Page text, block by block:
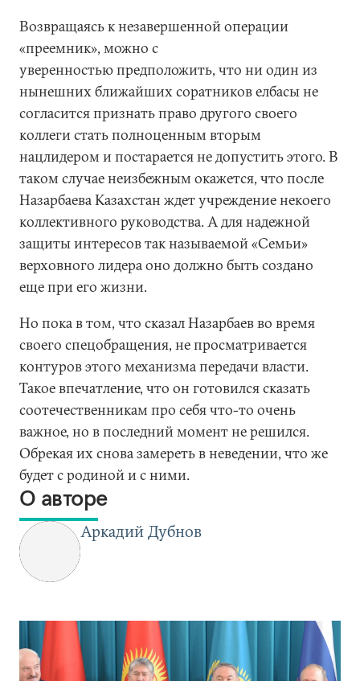
Возвращаясь к незавершенной операции
«преемник», можно с
уверенностью предположить, что ни один из
нынешних ближайших соратников елбасы не
согласится признать право другого своего
коллеги стать полноценным вторым
нацлидером и постарается не допустить этого. В
таком случае неизбежным окажется, что после
Назарбаева Казахстан ждет учреждение некоего
коллективного руководства. А для надежной
защиты интересов так называемой «Семьи»
верховного лидера оно должно быть создано
еще при его жизни.
Но пока в том, что сказал Назарбаев во время
своего спецобращения, не просматривается
контуров этого механизма передачи власти.
Такое впечатление, что он готовился сказать
соотечественникам про себя что-то очень
важное, но в последний момент не решился.
Обрекая их снова замереть в неведении, что же
будет с родиной и с ними.
О авторе
Аркадий Дубнов